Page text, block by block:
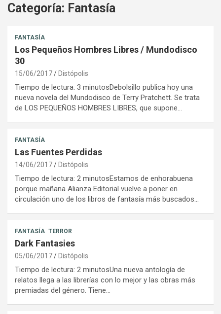
Categoría: Fantasía
FANTASÍA
Los Pequeños Hombres Libres / Mundodisco
30
15/06/2017 Distópolis
Tiempo de lectura: 3 minutosDebolsillo publica hoy una
nueva novela del Mundodisco de Terry Pratchett. Se trata
de LOS PEQUEÑOS HOMBRES LIBRES, que supone…
FANTASÍA
Las Fuentes Perdidas
14/06/2017 Distópolis
Tiempo de lectura: 2 minutosEstamos de enhorabuena
porque mañana Alianza Editorial vuelve a poner en
circulación uno de los libros de fantasía más buscados…
FANTASÍA TERROR
Dark Fantasies
05/06/2017 Distópolis
Tiempo de lectura: 2 minutosUna nueva antología de
relatos llega a las librerías con lo mejor y las obras más
premiadas del género. Tiene…